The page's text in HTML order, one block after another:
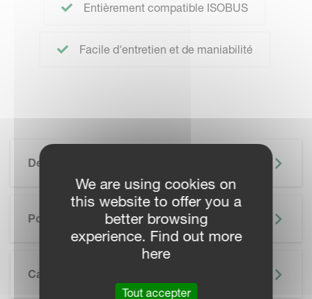
Entièrement compatible ISOBUS
Facile d'entretien et de maniabilité
Description
Points Forts
Caractéristiques
We are using cookies on
this website to offer you a
better browsing
experience. Find out more
here
Tout accepter